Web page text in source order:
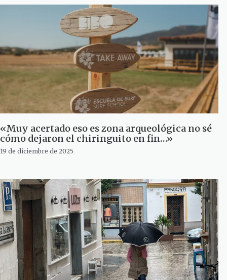
«Muy acertado eso es zona arqueológica no sé
cómo dejaron el chiringuito en fin…»
19 de diciembre de 2025